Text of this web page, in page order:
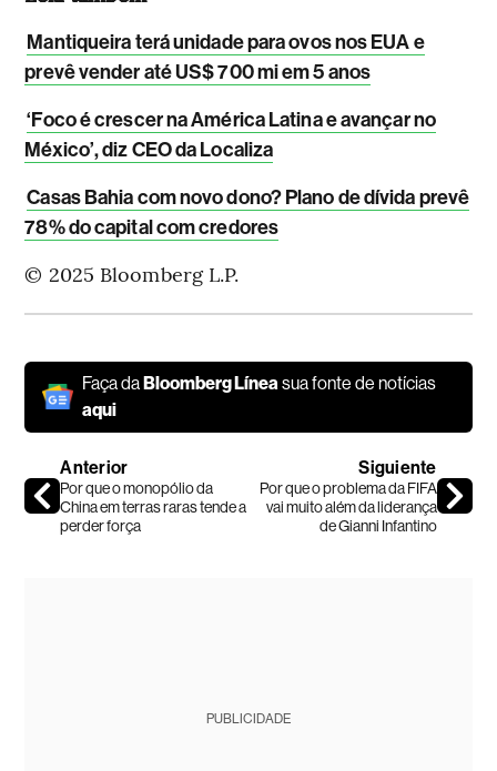
Mantiqueira terá unidade para ovos nos EUA e
prevê vender até US$ 700 mi em 5 anos
‘Foco é crescer na América Latina e avançar no
México’, diz CEO da Localiza
Casas Bahia com novo dono? Plano de dívida prevê
78% do capital com credores
© 2025 Bloomberg L.P.
Faça daBloomberg Líneasua fonte de notícias
aqui
Anterior
Por que o monopólio da
China em terras raras tende a
perder força
Siguiente
Por que o problema da FIFA
vai muito além da liderança
de Gianni Infantino
PUBLICIDADE